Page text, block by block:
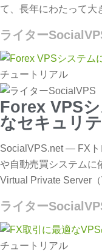
て、長年にわたって大
ライター
チュートリアル
Forex VPS
なセキュリ
SocialVPS.net — FXト
や自動売買システムに
Virtual Private Server
ライター
チュートリアル